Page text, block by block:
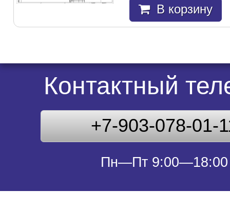
В корзину
Контактный
+7-903-078-01-
Пн—Пт 9:00—18:00